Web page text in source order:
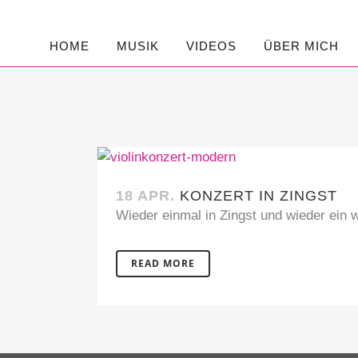
HOME MUSIK VIDEOS ÜBER MICH
18 APR. KONZERT IN ZINGST
Wieder einmal in Zingst und wieder ein
READ MORE